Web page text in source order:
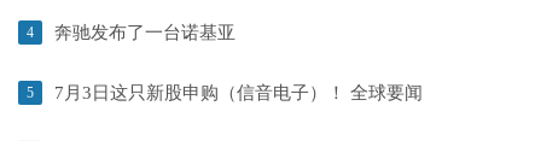
4 奔驰发布了一台诺基亚
5 7月3日这只新股申购（信音电子）！ 全球要闻